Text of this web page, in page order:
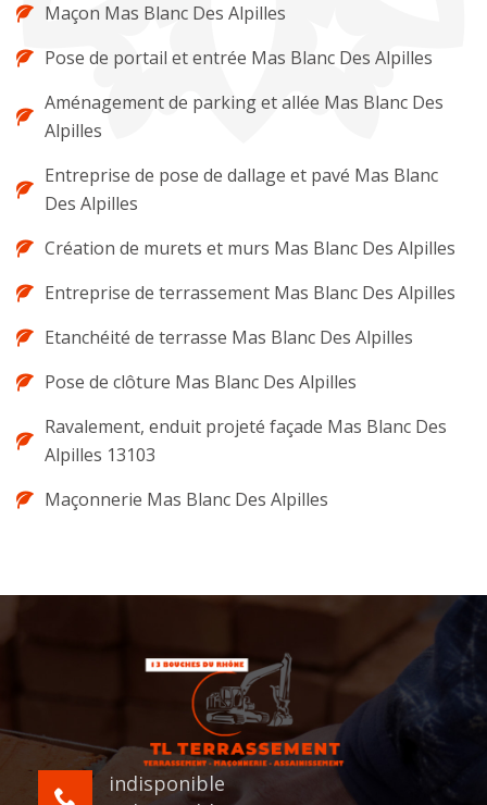
Maçon Mas Blanc Des Alpilles
Pose de portail et entrée Mas Blanc Des Alpilles
Aménagement de parking et allée Mas Blanc Des
Alpilles
Entreprise de pose de dallage et pavé Mas Blanc
Des Alpilles
Création de murets et murs Mas Blanc Des Alpilles
Entreprise de terrassement Mas Blanc Des Alpilles
Etanchéité de terrasse Mas Blanc Des Alpilles
Pose de clôture Mas Blanc Des Alpilles
Ravalement, enduit projeté façade Mas Blanc Des
Alpilles 13103
Maçonnerie Mas Blanc Des Alpilles
indisponible